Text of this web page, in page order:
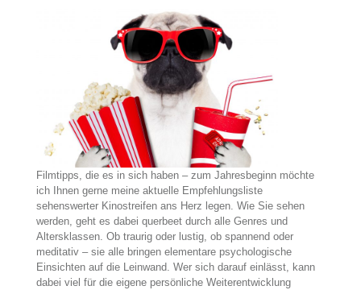
Filmtipps, die es in sich haben – zum Jahresbeginn möchte
ich Ihnen gerne meine aktuelle Empfehlungsliste
sehenswerter Kinostreifen ans Herz legen. Wie Sie sehen
werden, geht es dabei querbeet durch alle Genres und
Altersklassen. Ob traurig oder lustig, ob spannend oder
meditativ – sie alle bringen elementare psychologische
Einsichten auf die Leinwand. Wer sich darauf einlässt, kann
dabei viel für die eigene persönliche Weiterentwicklung